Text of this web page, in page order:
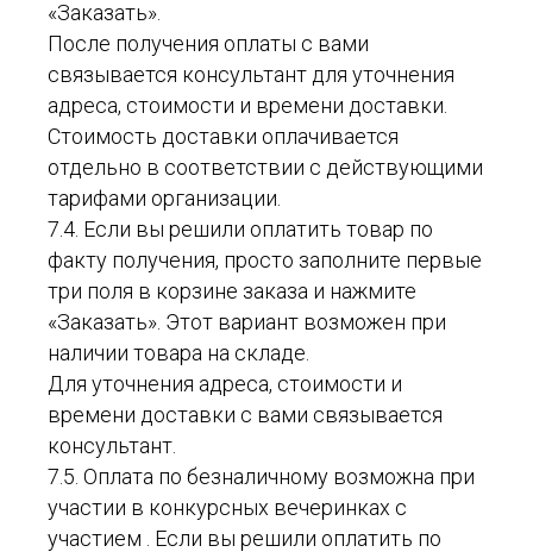
«Заказать».
После получения оплаты с вами
связывается консультант для уточнения
адреса, стоимости и времени доставки.
Стоимость доставки оплачивается
отдельно в соответствии с действующими
тарифами организации.
7.4. Если вы решили оплатить товар по
факту получения, просто заполните первые
три поля в корзине заказа и нажмите
«Заказать». Этот вариант возможен при
наличии товара на складе.
Для уточнения адреса, стоимости и
времени доставки с вами связывается
консультант.
7.5. Оплата по безналичному возможна при
участии в конкурсных вечеринках с
участием . Если вы решили оплатить по